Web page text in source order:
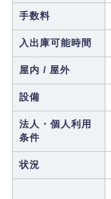
手数料
入出庫可能時間
屋内 / 屋外
設備
法人・個人利用
条件
状況